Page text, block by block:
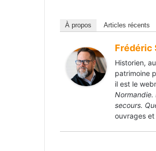
À propos Articles récents
Frédéric
Historien,
patrimoine
il est le
Normandie.
secours.
ouvrages